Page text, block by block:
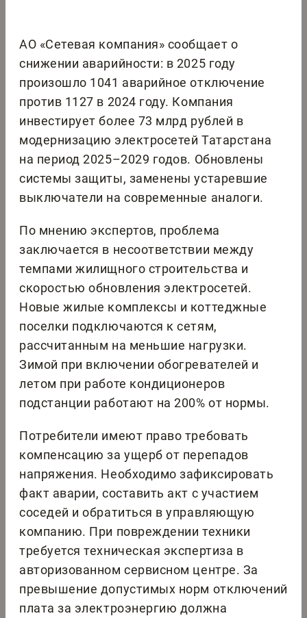
АО «Сетевая компания» сообщает о
снижении аварийности: в 2025 году
произошло 1041 аварийное отключение
против 1127 в 2024 году. Компания
инвестирует более 73 млрд рублей в
модернизацию электросетей Татарстана
на период 2025–2029 годов. Обновлены
системы защиты, заменены устаревшие
выключатели на современные аналоги.
По мнению экспертов, проблема
заключается в несоответствии между
темпами жилищного строительства и
скоростью обновления электросетей.
Новые жилые комплексы и коттеджные
поселки подключаются к сетям,
рассчитанным на меньшие нагрузки.
Зимой при включении обогревателей и
летом при работе кондиционеров
подстанции работают на 200% от нормы.
Потребители имеют право требовать
компенсацию за ущерб от перепадов
напряжения. Необходимо зафиксировать
факт аварии, составить акт с участием
соседей и обратиться в управляющую
компанию. При повреждении техники
требуется техническая экспертиза в
авторизованном сервисном центре. За
превышение допустимых норм отключений
плата за электроэнергию должна